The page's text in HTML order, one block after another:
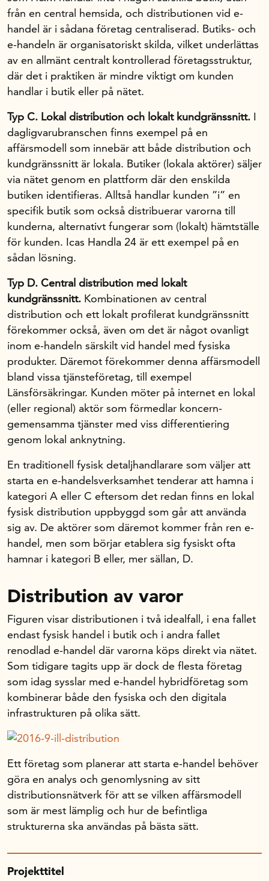
från en central hemsida, och distributionen vid e-
handel är i sådana företag centraliserad. Butiks- och
e-handeln är organisatoriskt skilda, vilket underlättas
av en allmänt centralt kontrollerad företagsstruktur,
där det i praktiken är mindre viktigt om kunden
handlar i butik eller på nätet.
Typ C. Lokal distribution och lokalt kundgränssnitt. I
dagligvarubranschen finns exempel på en
affärsmodell som innebär att både distribution och
kundgränssnitt är lokala. Butiker (lokala aktörer) säljer
via nätet genom en plattform där den enskilda
butiken identifieras. Alltså handlar kunden ”i” en
specifik butik som också distribuerar varorna till
kunderna, alternativt fungerar som (lokalt) hämtställe
för kunden. Icas Handla 24 är ett exempel på en
sådan lösning.
Typ D. Central distribution med lokalt
kundgränssnitt. Kombinationen av central
distribution och ett lokalt profilerat kundgränssnitt
förekommer också, även om det är något ovanligt
inom e-handeln särskilt vid handel med fysiska
produkter. Däremot förekommer denna affärsmodell
bland vissa tjänsteföretag, till exempel
Länsförsäkringar. Kunden möter på internet en lokal
(eller regional) aktör som förmedlar koncern­
gemensamma tjänster med viss differentiering
genom lokal anknytning.
En traditionell fysisk detaljhandlarare som väljer att
starta en e-handelsverksamhet tenderar att hamna i
kategori A eller C eftersom det redan finns en lokal
fysisk distribution uppbyggd som går att använda
sig av. De aktörer som däremot kommer från ren e-
handel, men som börjar etablera sig fysiskt ofta
hamnar i kategori B eller, mer sällan, D.
Distribution av varor
Figuren visar distributionen i två idealfall, i ena fallet
endast fysisk handel i butik och i andra fallet
renodlad e-handel där varorna köps direkt via nätet.
Som tidigare tagits upp är dock de flesta företag
som idag sysslar med e-handel hybridföretag som
kombinerar både den fysiska och den digitala
infrastrukturen på olika sätt.
Ett företag som planerar att starta e-handel behöver
göra en analys och genomlysning av sitt
distributionsnätverk för att se vilken affärsmodell
som är mest lämplig och hur de befintliga
strukturerna ska användas på bästa sätt.
Projekttitel